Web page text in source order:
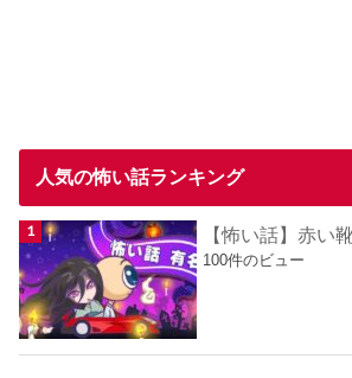
人気の怖い話ランキング
【怖い話】赤い
100件のビュー